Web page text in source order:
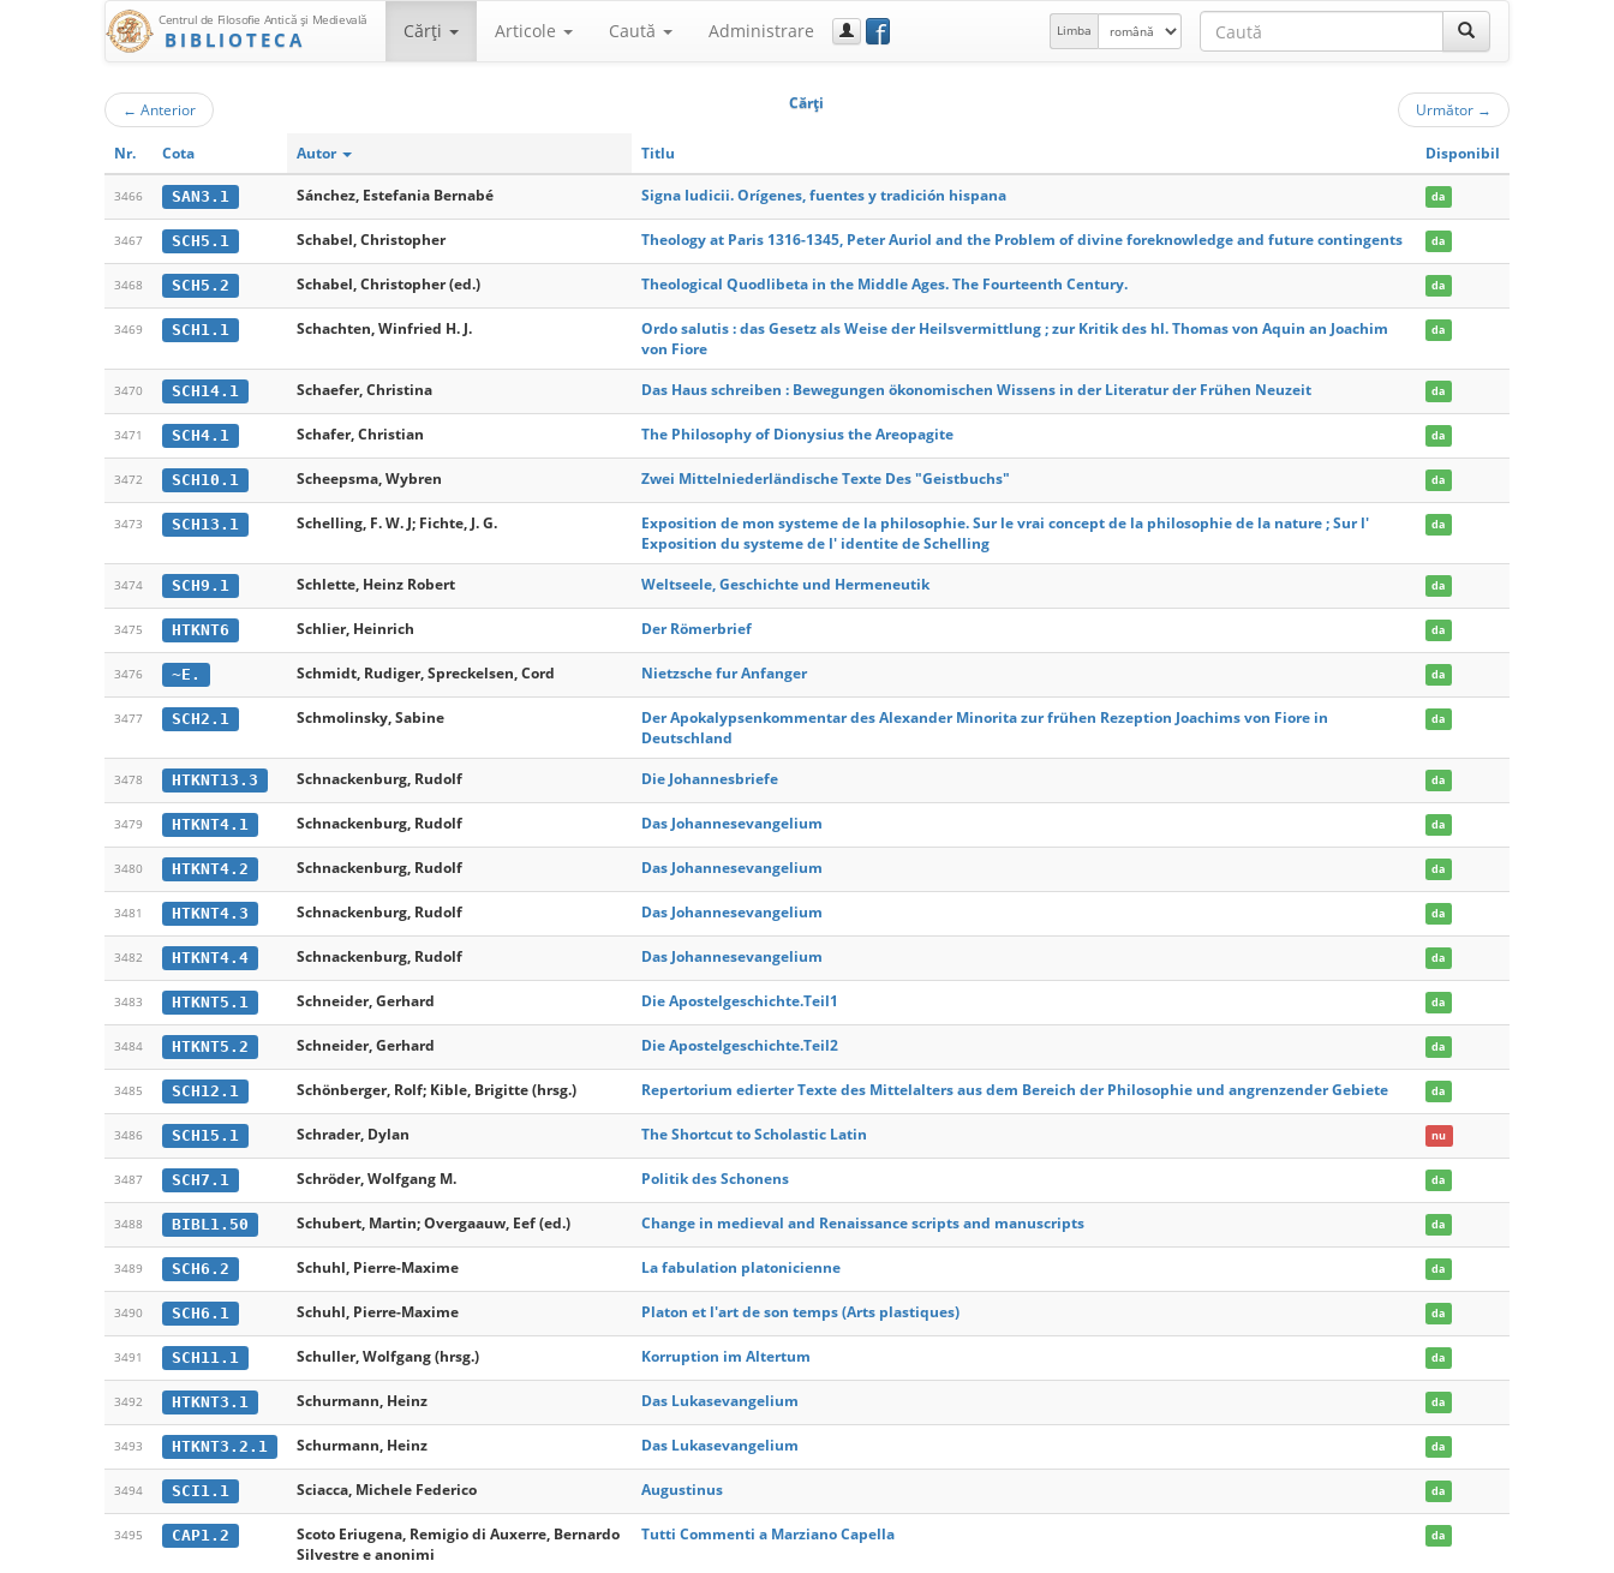
Centrul de Filosofie Antică şi Medievală
BIBLIOTECA Cărţi Articole Caută Administrare f Limba
← Anterior Cărţi Următor →
Nr. Cota Autor Titlu Disponibil
3466 SAN3.1 Sánchez, Estefania Bernabé Signa Iudicii. Orígenes, fuentes y tradición hispana da
3467 SCH5.1 Schabel, Christopher Theology at Paris 1316-1345, Peter Auriol and the Problem of divine foreknowledge and future contingents da
3468 SCH5.2 Schabel, Christopher (ed.) Theological Quodlibeta in the Middle Ages. The Fourteenth Century. da
3469 SCH1.1 Schachten, Winfried H. J.
Ordo salutis : das Gesetz als Weise der Heilsvermittlung ; zur Kritik des hl. Thomas von Aquin an Joachim
von Fiore
da
3470 SCH14.1 Schaefer, Christina Das Haus schreiben : Bewegungen ökonomischen Wissens in der Literatur der Frühen Neuzeit da
3471 SCH4.1 Schafer, Christian The Philosophy of Dionysius the Areopagite da
3472 SCH10.1 Scheepsma, Wybren Zwei Mittelniederländische Texte Des "Geistbuchs" da
3473 SCH13.1 Schelling, F. W. J; Fichte, J. G.
Exposition de mon systeme de la philosophie. Sur le vrai concept de la philosophie de la nature ; Sur l'
Exposition du systeme de l' identite de Schelling
da
3474 SCH9.1 Schlette, Heinz Robert Weltseele, Geschichte und Hermeneutik da
3475 HTKNT6 Schlier, Heinrich Der Römerbrief da
3476 ~E. Schmidt, Rudiger, Spreckelsen, Cord Nietzsche fur Anfanger da
3477 SCH2.1 Schmolinsky, Sabine
Der Apokalypsenkommentar des Alexander Minorita zur frühen Rezeption Joachims von Fiore in
Deutschland
da
3478 HTKNT13.3 Schnackenburg, Rudolf Die Johannesbriefe da
3479 HTKNT4.1 Schnackenburg, Rudolf Das Johannesevangelium da
3480 HTKNT4.2 Schnackenburg, Rudolf Das Johannesevangelium da
3481 HTKNT4.3 Schnackenburg, Rudolf Das Johannesevangelium da
3482 HTKNT4.4 Schnackenburg, Rudolf Das Johannesevangelium da
3483 HTKNT5.1 Schneider, Gerhard Die Apostelgeschichte.Teil1 da
3484 HTKNT5.2 Schneider, Gerhard Die Apostelgeschichte.Teil2 da
3485 SCH12.1 Schönberger, Rolf; Kible, Brigitte (hrsg.) Repertorium edierter Texte des Mittelalters aus dem Bereich der Philosophie und angrenzender Gebiete da
3486 SCH15.1 Schrader, Dylan The Shortcut to Scholastic Latin nu
3487 SCH7.1 Schröder, Wolfgang M. Politik des Schonens da
3488 BIBL1.50 Schubert, Martin; Overgaauw, Eef (ed.) Change in medieval and Renaissance scripts and manuscripts da
3489 SCH6.2 Schuhl, Pierre-Maxime La fabulation platonicienne da
3490 SCH6.1 Schuhl, Pierre-Maxime Platon et l'art de son temps (Arts plastiques) da
3491 SCH11.1 Schuller, Wolfgang (hrsg.) Korruption im Altertum da
3492 HTKNT3.1 Schurmann, Heinz Das Lukasevangelium da
3493 HTKNT3.2.1 Schurmann, Heinz Das Lukasevangelium da
3494 SCI1.1 Sciacca, Michele Federico Augustinus da
3495 CAP1.2
Scoto Eriugena, Remigio di Auxerre, Bernardo
Silvestre e anonimi
Tutti Commenti a Marziano Capella da